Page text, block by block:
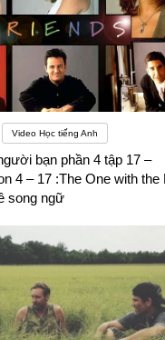
Video Học tiếng Anh
bạn phần 4 tập 17 –
4 – 17 :The One with the
song ngữ